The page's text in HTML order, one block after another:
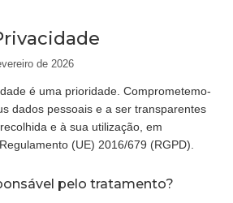
de 2026
é uma prioridade. Comprometemo-
dados pessoais e a ser transparentes
e à sua utilização, em
(UE) 2016/679 (RGPD).
pelo tratamento?